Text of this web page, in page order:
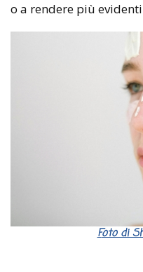
o a rendere più
Foto di